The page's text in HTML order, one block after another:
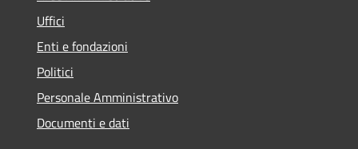
Uffici
Enti e fondazioni
Politici
Personale Amministrativo
Documenti e dati